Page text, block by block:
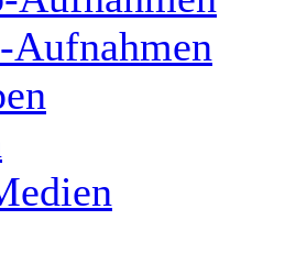
Aufnahmen